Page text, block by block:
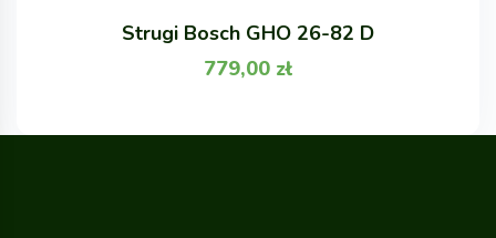
Strugi Bosch GHO 26-82 D
779,00 zł